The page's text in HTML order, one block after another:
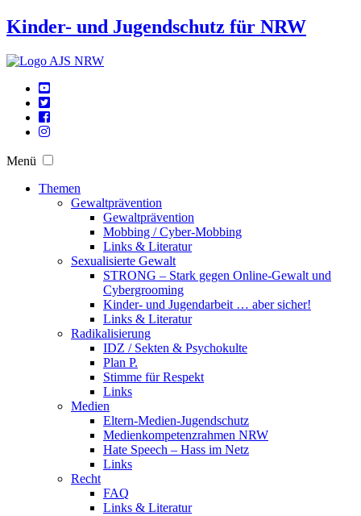
Kinder- und Jugendschutz für NRW
Menü
Themen
Gewaltprävention
Gewaltprävention
Mobbing / Cyber-Mobbing
Links & Literatur
Sexualisierte Gewalt
STRONG – Stark gegen Online-Gewalt und
Cybergrooming
Kinder- und Jugendarbeit … aber sicher!
Links & Literatur
Radikalisierung
IDZ / Sekten & Psychokulte
Plan P.
Stimme für Respekt
Links
Medien
Eltern-Medien-Jugendschutz
Medienkompetenzrahmen NRW
Hate Speech – Hass im Netz
Links
Recht
FAQ
Links & Literatur